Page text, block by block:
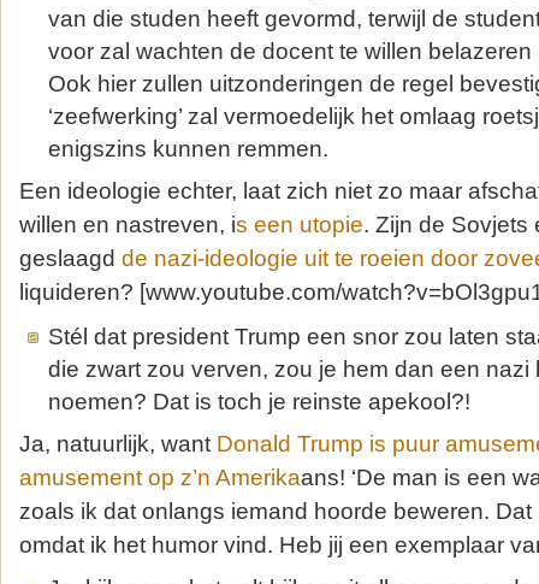
van die studen heeft gevormd, terwijl de
voor zal wachten de docent te willen belazeren
Ook hier zullen uitzonderingen de regel
‘zeefwerking’ zal vermoedelijk het omlaag
enigszins kunnen remmen.
Een ideologie echter, laat zich niet zo maar
willen en nastreven, is een utopie. Zijn de Sovjets
geslaagd de nazi-ideologie uit te roeien door
liquideren? [www.youtube.com/
Stél dat president Trump een snor zou laten
die zwart zou verven, zou je hem dan een nazi
noemen? Dat is toch je reinste apekool?!
Ja, natuurlijk, want Donald Trump is puur
amusement op z’n Amerikaans! ‘De man is een
zoals ik dat onlangs iemand hoorde beweren.
omdat ik het humor vind. Heb jij een exemplaar